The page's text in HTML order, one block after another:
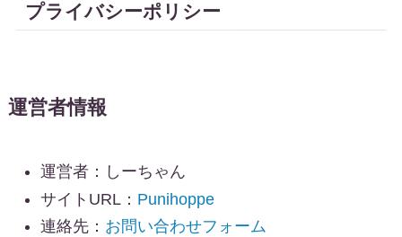
プライバシーポリシー
運営者情報
運営者：しーちゃん
サイトURL： Punihoppe
連絡先： お問い合わせフォーム